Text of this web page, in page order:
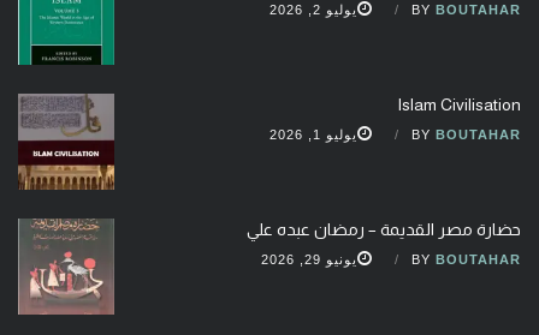
BY BOUTAHAR يوليو 2, 2026
Islam Civilisation
BY BOUTAHAR يوليو 1, 2026
حضارة مصر القديمة – رمضان عبده علي
BY BOUTAHAR يونيو 29, 2026